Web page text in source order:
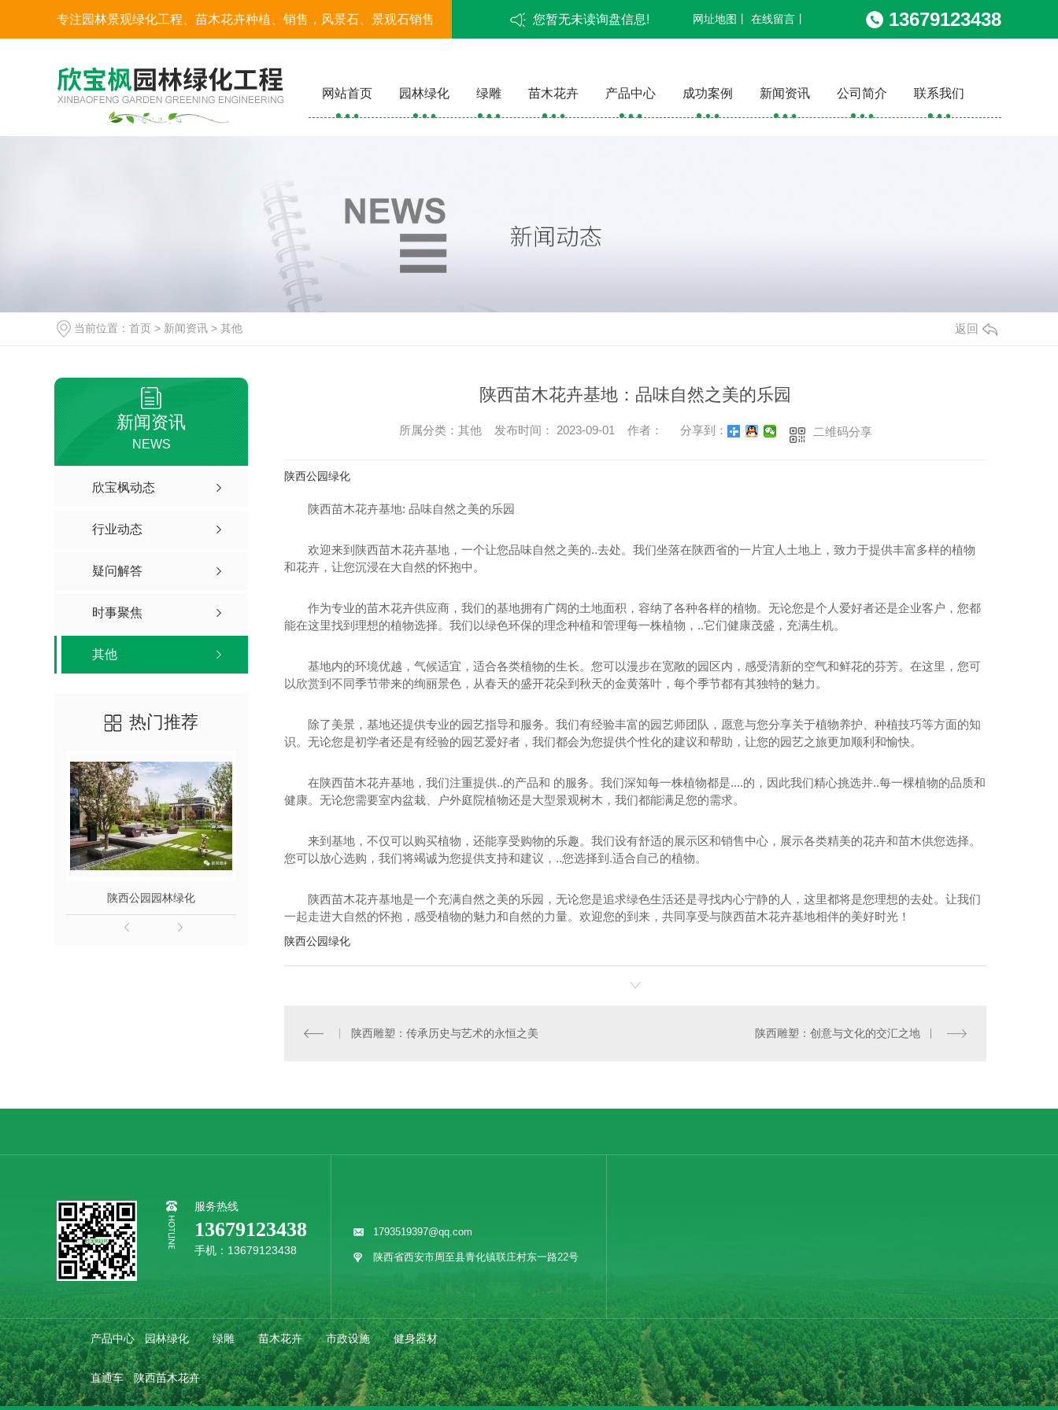
专注园林景观绿化工程、苗木花卉种植、销售，风景石、景观石销售 您暂无未读询盘信息! 网址地图 在线留言 13679123438
网站首页 园林绿化 绿雕 苗木花卉 产品中心 成功案例 新闻资讯 公司简介 联系我们
当前位置： 首页 > 新闻资讯 > 其他 返回
新闻资讯
NEWS
欣宝枫动态
行业动态
疑问解答
时事聚焦
其他
热门推荐
陕西公园园林绿化 陕西园林景观花卉
陕西苗木花卉基地：品味自然之美的乐园
所属分类：其他 发布时间： 2023-09-01 作者： 分享到： 二维码分享
陕西公园绿化
陕西苗木花卉基地: 品味自然之美的乐园
欢迎来到陕西苗木花卉基地，一个让您品味自然之美的..去处。我们坐落在陕西省的一片宜人土地上，致力于提供丰富多样的植物
和花卉，让您沉浸在大自然的怀抱中。
作为专业的苗木花卉供应商，我们的基地拥有广阔的土地面积，容纳了各种各样的植物。无论您是个人爱好者还是企业客户，您都
能在这里找到理想的植物选择。我们以绿色环保的理念种植和管理每一株植物，..它们健康茂盛，充满生机。
基地内的环境优越，气候适宜，适合各类植物的生长。您可以漫步在宽敞的园区内，感受清新的空气和鲜花的芬芳。在这里，您可
以欣赏到不同季节带来的绚丽景色，从春天的盛开花朵到秋天的金黄落叶，每个季节都有其独特的魅力。
除了美景，基地还提供专业的园艺指导和服务。我们有经验丰富的园艺师团队，愿意与您分享关于植物养护、种植技巧等方面的知
识。无论您是初学者还是有经验的园艺爱好者，我们都会为您提供个性化的建议和帮助，让您的园艺之旅更加顺利和愉快。
在陕西苗木花卉基地，我们注重提供..的产品和 的服务。我们深知每一株植物都是....的，因此我们精心挑选并..每一棵植物的品质和
健康。无论您需要室内盆栽、户外庭院植物还是大型景观树木，我们都能满足您的需求。
来到基地，不仅可以购买植物，还能享受购物的乐趣。我们设有舒适的展示区和销售中心，展示各类精美的花卉和苗木供您选择。
您可以放心选购，我们将竭诚为您提供支持和建议，..您选择到.适合自己的植物。
陕西苗木花卉基地是一个充满自然之美的乐园，无论您是追求绿色生活还是寻找内心宁静的人，这里都将是您理想的去处。让我们
一起走进大自然的怀抱，感受植物的魅力和自然的力量。欢迎您的到来，共同享受与陕西苗木花卉基地相伴的美好时光！
陕西公园绿化
陕西雕塑：传承历史与艺术的永恒之美 陕西雕塑：创意与文化的交汇之地
服务热线
13679123438
手机：13679123438
1793519397@qq.com
陕西省西安市周至县青化镇联庄村东一路22号
产品中心 园林绿化 绿雕 苗木花卉 市政设施 健身器材
直通车 陕西苗木花卉